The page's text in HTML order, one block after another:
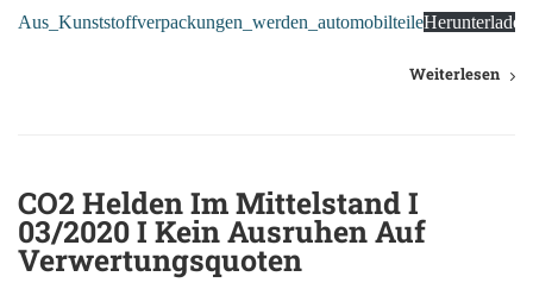
Aus_Kunststoffverpackungen_werden_automobilteileHerunterladen
Weiterlesen
CO2 Helden Im Mittelstand I
03/2020 I Kein Ausruhen Auf
Verwertungsquoten